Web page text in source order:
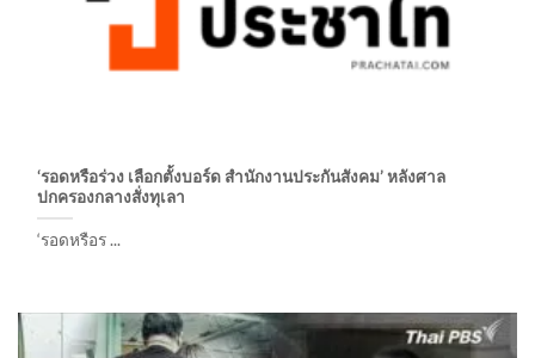
‘รอดหรือร่วง เลือกตั้งบอร์ด สำนักงานประกันสังคม’ หลังศาล
ปกครองกลางสั่งทุเลา
‘รอดหรือร ...